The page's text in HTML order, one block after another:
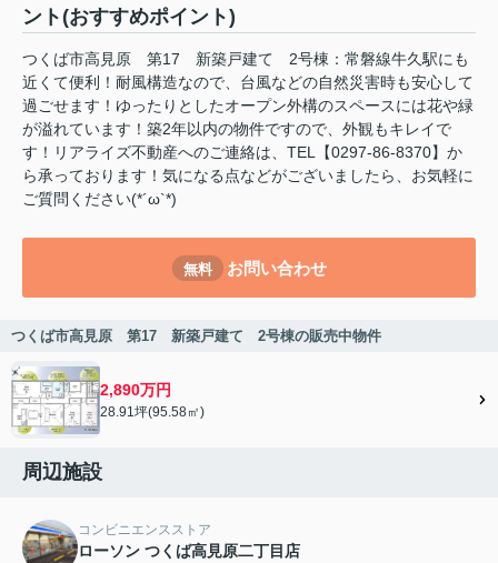
ント(おすすめポイント)
つくば市高見原 第17 新築戸建て 2号棟：常磐線牛久駅にも
近くて便利！耐風構造なので、台風などの自然災害時も安心して
過ごせます！ゆったりとしたオープン外構のスペースには花や緑
が溢れています！築2年以内の物件ですので、外観もキレイで
す！リアライズ不動産へのご連絡は、TEL【0297-86-8370】か
ら承っております！気になる点などがございましたら、お気軽に
ご質問ください(*´ω`*)
無料 お問い合わせ
つくば市高見原 第17 新築戸建て 2号棟の販売中物件
2,890万円
28.91坪(95.58㎡)
周辺施設
コンビニエンスストア
ローソン つくば高見原二丁目店